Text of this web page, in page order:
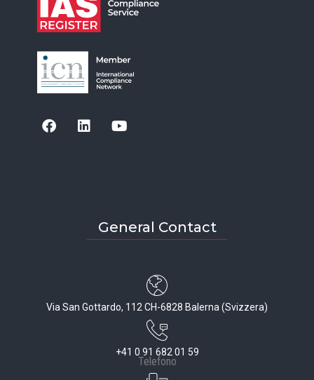
General Contact
Via San Gottardo, 112 CH-6828 Balerna (Svizzera)
+41 0 91 682 01 59
Telefono